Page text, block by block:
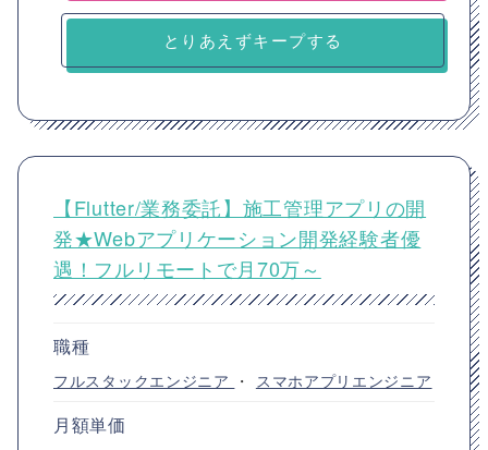
とりあえずキープする
【Flutter/業務委託】施工管理アプリの開
発★Webアプリケーション開発経験者優
遇！フルリモートで月70万～
職種
フルスタックエンジニア ・ スマホアプリエンジニア
月額単価